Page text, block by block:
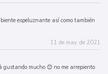
espeluznante así como también
11 de may. de 2021
gustando mucho 😊 no me arrepiento